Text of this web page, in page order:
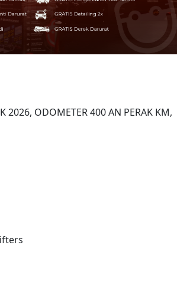
ODOMETER 400 AN PERAK KM,